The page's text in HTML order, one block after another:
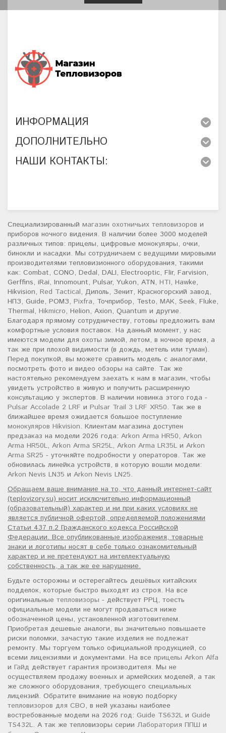
ИНФОРМАЦИЯ
ДОПОЛНИТЕЛЬНО
НАШИ КОНТАКТЫ:
Специализированный магазин охотничьих тепловизоров и
приборов ночного видения. В наличии более 3000 моделей
различных типов: прицелы, цифровые монокуляры, очки,
бинокли и насадки. Мы сотрудничаем с ведущими мировыми
производителями тепловизионного оборудования, такими
как: Combat, CONO, Dedal, DALI, Electrooptic, Flir, Farvision,
Gerffins, iRai, Innomount, Pulsar, Yukon, ATN, HTI, Hawke,
Hikvision, Red Tactical, Диполь, Зенит, Красногорский завод,
НПЗ, Guide, РОМЗ, Pixfra, Точприбор, Testo, MAK, Seek, Fluke,
Thermal, Hikmicro, Helion, Axion, Quantum и другие.
Благодаря прямому сотрудничеству, готовы предложить вам
комфортные условия поставок. На данный момент, у нас
имеются модели для охоты зимой, летом, в ночное время, а
так же при плохой видимости (в дождь, метель или туман).
Перед покупкой, вы можете сравнить модель с аналогами,
посмотреть фото и видео обзоры на сайте. Так же
настоятельно рекомендуем заехать к нам в магазин, чтобы
увидеть устройство в живую и получить расширенную
консультацию у экспертов. В наличии новинка этого года -
Pulsar Accolade 2 LRF и Pulsar Trail 3 LRF XR50. Так же в
ближайшее время ожидается большое поступление
монокуляров Hikvision. Клиентам магазина доступен
предзаказ на модели 2026 года: Arkon Arma HR50, Arkon
Arma HR50L, Arkon Arma SR25L, Arkon Arma LR35L и Arkon
Arma SR25 - уточняйте подробности у операторов. Так же
обновилась линейка устройств, в которую вошли модели:
Arkon Nevis LN35 и Arkon Nevis LN25.
Обращаем ваше внимание на то, что данный интернет-сайт
(teplovizory.su) носит исключительно информационный
(образовательный) характер и ни при каких условиях не
является публичной офертой, определяемой положениями
Статьи 437 п.2 Гражданского кодекса Российской
Федерации. Все опубликованные изображения, товарные
знаки и логотипы носят в себе только ознакомительный
характер и не претендуют на интеллектуальную
собственность, а так же ее нарушение.
Будьте осторожны и остерегайтесь дешёвых китайских
подделок, которые быстро выходят из строя. На все
оригинальные тепловизоры - действует РРЦ, тоесть
официальные модели не могут продаваться ниже
обозначенной цены, установленной изготовителем.
Приобретая дешевые аналоги, вы значительно повышаете
риски поломки, зачастую такие изделия не подлежат
ремонту. Мы торгуем только официальной продукцией, со
всеми лицензиями и документами. На все прицелы Arkon Alfa
и Гайд действует гарантия производителя. Мы не
осуществляем продажу военных и армейских моделей, а так
же сложного оборудования, требующего специальных
лицензий. Обратите внимание на новую подборку
тепловизоров для СВО, в ней указаны наиболее
востребованные модели на 2026 год: Guide TS632L и Guide
TS432L. А так же тепловизоры серии Лаборатория ППШ и